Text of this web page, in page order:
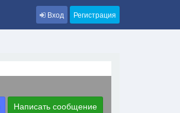
Вход Регистрация
Написать сообщение